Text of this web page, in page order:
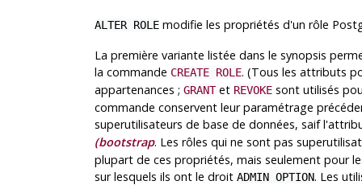
ALTER ROLEmodifie les propriétés d'un rôle
La première variante listée dans le synopsis
la commande CREATE ROLE. (Tous les attributs
appartenances ; GRANTet REVOKEsont utilisés
commande conservent leur paramétrage
superutilisateurs de base de données, saif
(bootstrap. Les rôles qui ne sont pas
plupart de ces propriétés, mais seulement pour
sur lesquels ils ont le droit ADMIN OPTION. Les